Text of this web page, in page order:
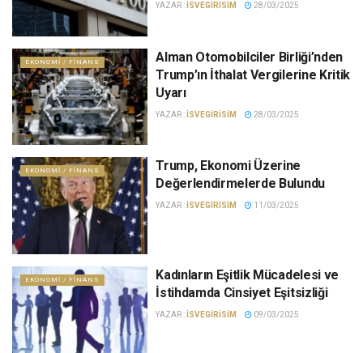
YAZAR :ISVEGIRISIM 28/03/2025
EKONOMI / FINANS
Alman Otomobilciler Birliği’nden
Trump’ın İthalat Vergilerine Kritik
Uyarı
YAZAR :ISVEGIRISIM 28/03/2025
EKONOMI / FINANS
Trump, Ekonomi Üzerine
Değerlendirmelerde Bulundu
YAZAR :ISVEGIRISIM 11/03/2025
EKONOMI / FINANS
Kadınların Eşitlik Mücadelesi ve
İstihdamda Cinsiyet Eşitsizliği
YAZAR :ISVEGIRISIM 09/03/2025